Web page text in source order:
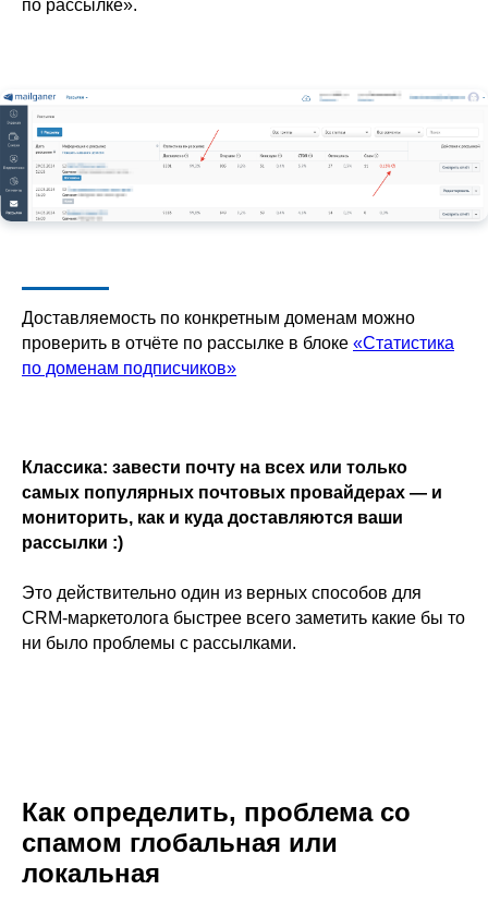
по рассылке».
Доставляемость по конкретным доменам можно
проверить в отчёте по рассылке в блоке «Статистика
по доменам подписчиков»
Классика: завести почту на всех или только
самых популярных почтовых провайдерах — и
мониторить, как и куда доставляются ваши
рассылки :)
Это действительно один из верных способов для
CRM-маркетолога быстрее всего заметить какие бы то
ни было проблемы с рассылками.
Как определить, проблема со
спамом глобальная или
локальная